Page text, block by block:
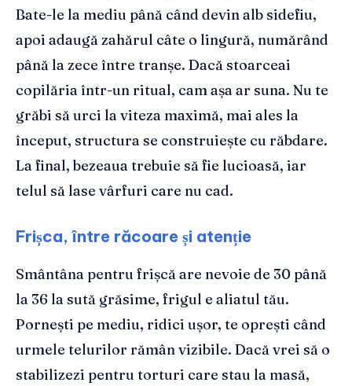
Bate-le la mediu până când devin alb sidefiu,
apoi adaugă zahărul câte o lingură, numărând
până la zece între tranșe. Dacă stoarceai
copilăria într-un ritual, cam așa ar suna. Nu te
grăbi să urci la viteza maximă, mai ales la
început, structura se construiește cu răbdare.
La final, bezeaua trebuie să fie lucioasă, iar
telul să lase vârfuri care nu cad.
Frișca, între răcoare și atenție
Smântâna pentru frișcă are nevoie de 30 până
la 36 la sută grăsime, frigul e aliatul tău.
Pornești pe mediu, ridici ușor, te oprești când
urmele telurilor rămân vizibile. Dacă vrei să o
stabilizezi pentru torturi care stau la masă,